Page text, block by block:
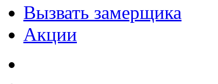
Вызвать замерщика
Акции